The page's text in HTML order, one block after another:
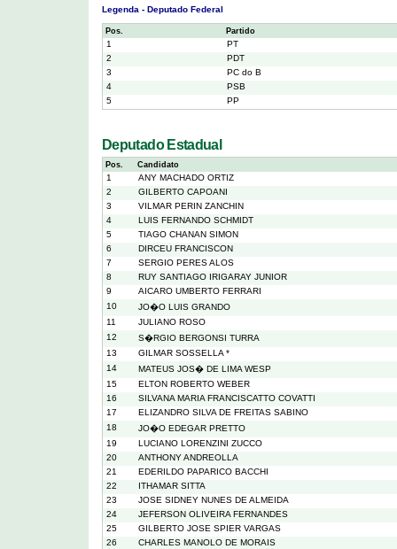
Legenda - Deputado Federal
Pos. Partido
1
PT
2
PDT
3
PC do B
4
PSB
5
PP
Deputado Estadual
Pos. Candidato
1
ANY MACHADO ORTIZ
2
GILBERTO CAPOANI
3
VILMAR PERIN ZANCHIN
4
LUIS FERNANDO SCHMIDT
5
TIAGO CHANAN SIMON
6
DIRCEU FRANCISCON
7
SERGIO PERES ALOS
8
RUY SANTIAGO IRIGARAY JUNIOR
9
AICARO UMBERTO FERRARI
10
JO�O LUIS GRANDO
11
JULIANO ROSO
12
S�RGIO BERGONSI TURRA
13
GILMAR SOSSELLA *
14
MATEUS JOS� DE LIMA WESP
15
ELTON ROBERTO WEBER
16
SILVANA MARIA FRANCISCATTO COVATTI
17
ELIZANDRO SILVA DE FREITAS SABINO
18
JO�O EDEGAR PRETTO
19
LUCIANO LORENZINI ZUCCO
20
ANTHONY ANDREOLLA
21
EDERILDO PAPARICO BACCHI
22
ITHAMAR SITTA
23
JOSE SIDNEY NUNES DE ALMEIDA
24
JEFERSON OLIVEIRA FERNANDES
25
GILBERTO JOSE SPIER VARGAS
26
CHARLES MANOLO DE MORAIS